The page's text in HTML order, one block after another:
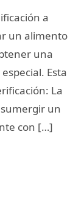
a
un alimento
una
Esta
La
un
con […]